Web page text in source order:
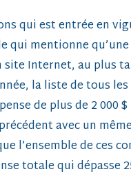
qui est entrée en
qui mentionne
Internet, au plus
la liste de tous
de plus de 2 000 $
avec un même
l’ensemble de ces
totale qui dépasse